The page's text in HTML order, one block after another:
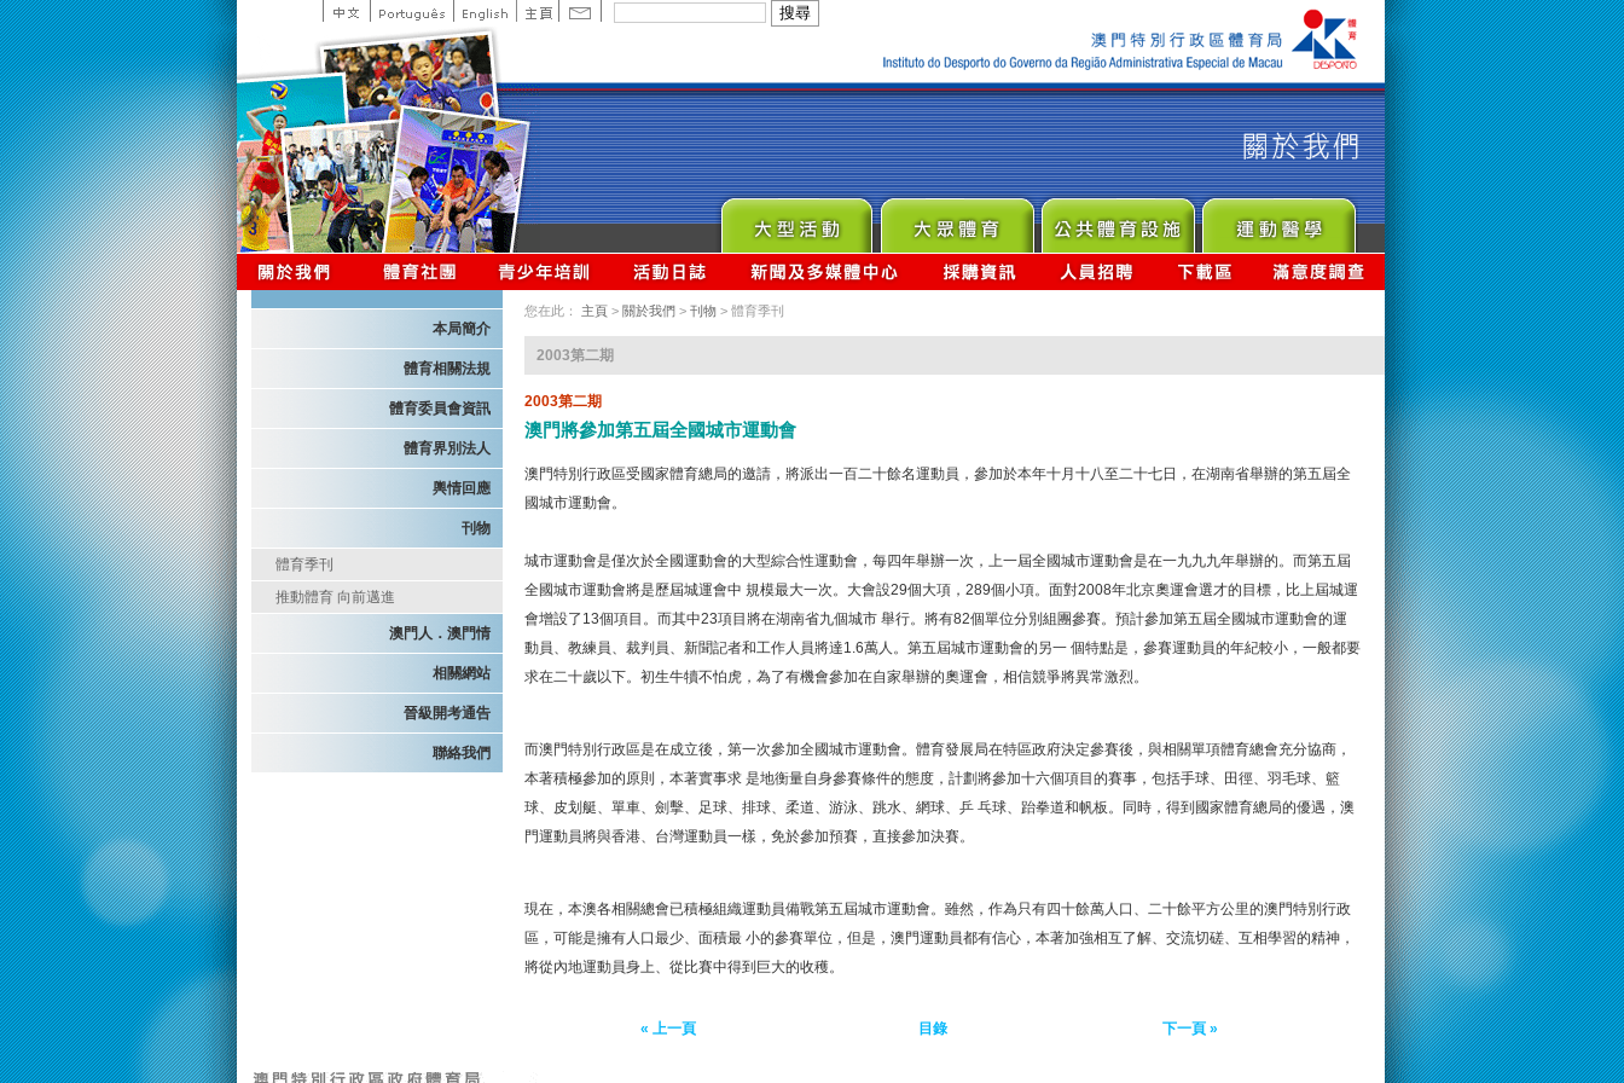
本局簡介
體育相關法規
體育委員會資訊
體育界別法人
輿情回應
刊物
體育季刊
推動體育 向前邁進
澳門人．澳門情
相關網站
晉級開考通告
聯絡我們
您在此： 主頁 > 關於我們 > 刊物 > 體育季刊
2003第二期
2003第二期
澳門將參加第五屆全國城市運動會
澳門特別行政區受國家體育總局的邀請，將派出一百二十餘名運動員，參加於本年十月十八至二十七日，在湖南省舉辦的第五屆全
國城市運動會。
城市運動會是僅次於全國運動會的大型綜合性運動會，每四年舉辦一次，上一屆全國城市運動會是在一九九九年舉辦的。而第五屆
全國城市運動會將是歷屆城運會中 規模最大一次。大會設29個大項，289個小項。面對2008年北京奧運會選才的目標，比上屆城運
會增設了13個項目。而其中23項目將在湖南省九個城市 舉行。將有82個單位分別組團參賽。預計參加第五屆全國城市運動會的運
動員、教練員、裁判員、新聞記者和工作人員將達1.6萬人。第五屆城市運動會的另一 個特點是，參賽運動員的年紀較小，一般都要
求在二十歲以下。初生牛犢不怕虎，為了有機會參加在自家舉辦的奧運會，相信競爭將異常激烈。
而澳門特別行政區是在成立後，第一次參加全國城市運動會。體育發展局在特區政府決定參賽後，與相關單項體育總會充分協商，
本著積極參加的原則，本著實事求 是地衡量自身參賽條件的態度，計劃將參加十六個項目的賽事，包括手球、田徑、羽毛球、籃
球、皮划艇、單車、劍擊、足球、排球、柔道、游泳、跳水、網球、乒 乓球、跆拳道和帆板。同時，得到國家體育總局的優遇，澳
門運動員將與香港、台灣運動員一樣，免於參加預賽，直接參加決賽。
現在，本澳各相關總會已積極組織運動員備戰第五屆城市運動會。雖然，作為只有四十餘萬人口、二十餘平方公里的澳門特別行政
區，可能是擁有人口最少、面積最 小的參賽單位，但是，澳門運動員都有信心，本著加強相互了解、交流切磋、互相學習的精神，
將從內地運動員身上、從比賽中得到巨大的收穫。
« 上一頁 目錄 下一頁 »